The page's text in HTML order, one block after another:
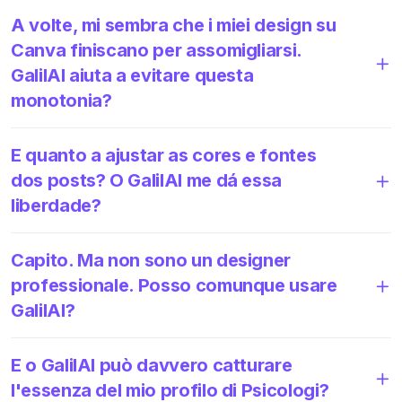
A volte, mi sembra che i miei design su
Canva finiscano per assomigliarsi.
GalilAI aiuta a evitare questa
monotonia?
E quanto a ajustar as cores e fontes
dos posts? O GalilAI me dá essa
liberdade?
Capito. Ma non sono un designer
professionale. Posso comunque usare
GalilAI?
E o GalilAI può davvero catturare
l'essenza del mio profilo di Psicologi?